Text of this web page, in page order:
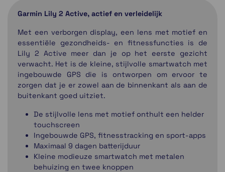
Garmin Lily 2 Active, actief en verleidelijk
Met een verborgen display, een lens met motief en
essentiële gezondheids- en fitnessfuncties is de
Lily 2 Active meer dan je op het eerste gezicht
verwacht. Het is de kleine, stijlvolle smartwatch met
ingebouwde GPS die is ontworpen om ervoor te
zorgen dat je er zowel aan de binnenkant als aan de
buitenkant goed uitziet.
De stijlvolle lens met motief onthult een helder
touchscreen
Ingebouwde GPS, fitnesstracking en sport-apps
Maximaal 9 dagen batterijduur
Kleine modieuze smartwatch met metalen
behuizing en twee knoppen